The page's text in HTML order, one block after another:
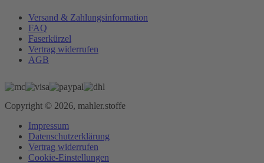
Versand & Zahlungsinformation
FAQ
Faserkürzel
Vertrag widerrufen
AGB
Copyright © 2026, mahler.stoffe
Impressum
Datenschutzerklärung
Vertrag widerrufen
Cookie-Einstellungen